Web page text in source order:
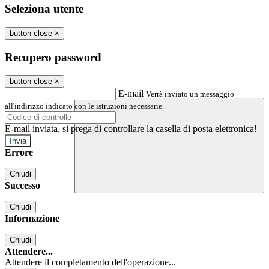
Seleziona utente
button close ×
Recupero password
button close ×
E-mail Verrà inviato un messaggio
all'indirizzo indicato con le istruzioni necessarie.
E-mail inviata, si prega di controllare la casella di posta elettronica!
Errore
Chiudi
Successo
Chiudi
Informazione
Chiudi
Attendere...
Attendere il completamento dell'operazione...